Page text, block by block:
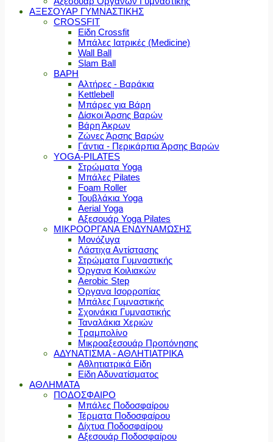
ΑΞΕΣΟΥΑΡ ΓΥΜΝΑΣΤΙΚΗΣ
CROSSFIT
Είδη Crossfit
Μπάλες Ιατρικές (Medicine)
Wall Ball
Slam Ball
ΒΑΡΗ
Αλτήρες - Βαράκια
Kettlebell
Μπάρες για Βάρη
Δίσκοι Άρσης Βαρών
Βάρη Άκρων
Ζώνες Άρσης Βαρών
Γάντια - Περικάρπια Άρσης Βαρών
YOGA-PILATES
Στρώματα Yoga
Μπάλες Pilates
Foam Roller
Τουβλάκια Yoga
Aerial Yoga
Αξεσουάρ Yoga Pilates
ΜΙΚΡΟΟΡΓΑΝΑ ΕΝΔΥΝΑΜΩΣΗΣ
Μονόζυγα
Λάστιχα Αντίστασης
Στρώματα Γυμναστικής
Όργανα Κοιλιακών
Aerobic Step
Όργανα Ισορροπίας
Μπάλες Γυμναστικής
Σχοινάκια Γυμναστικής
Ταναλάκια Χεριών
Τραμπολίνο
Μικροαξεσουάρ Προπόνησης
ΑΔΥΝΑΤΙΣΜΑ - ΑΘΛΗΤΙΑΤΡΙΚΑ
Αθλητιατρικά Είδη
Είδη Αδυνατίσματος
ΑΘΛΗΜΑΤΑ
ΠΟΔΟΣΦΑΙΡΟ
Μπάλες Ποδοσφαίρου
Τέρματα Ποδοσφαίρου
Δίχτυα Ποδοσφαίρου
Αξεσουάρ Ποδοσφαίρου